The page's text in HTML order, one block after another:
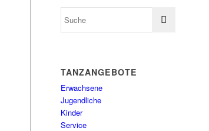
TANZANGEBOTE
Erwachsene
Jugendliche
Kinder
Service